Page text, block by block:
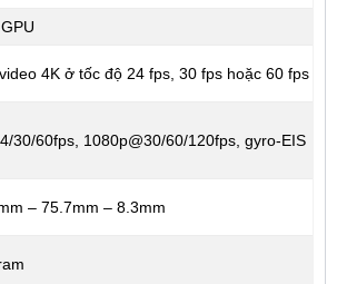
4K ở tốc độ 24 fps, 30 fps hoặc 60 fps
30/60fps, 1080p@30/60/120fps, gyro-EIS
– 75.7mm – 8.3mm